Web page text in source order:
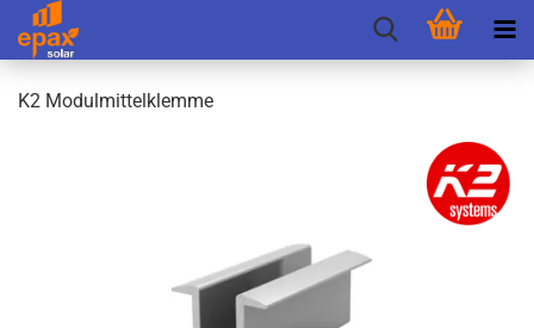
K2 Mo­dul­mit­tel­klem­me